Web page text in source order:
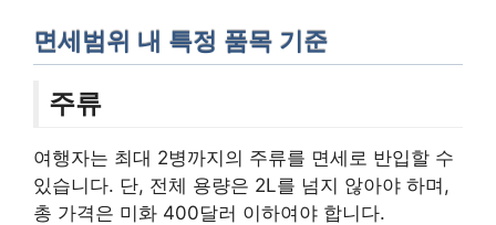
면세범위 내 특정 품목 기준
주류
여행자는 최대 2병까지의 주류를 면세로 반입할 수
있습니다. 단, 전체 용량은 2L를 넘지 않아야 하며,
총 가격은 미화 400달러 이하여야 합니다.